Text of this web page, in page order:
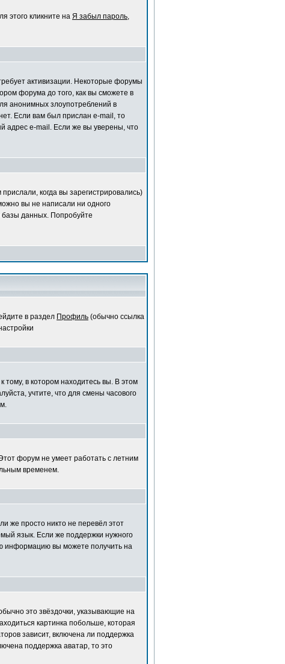
этого кликните на Я забыл пароль,
активизации. Некоторые форумы
форума до того, как вы сможете в
анонимных злоупотреблений в
Если вам был прислан e-mail, то
адрес e-mail. Если же вы уверены, что
когда вы зарегистрировались)
вы не написали ни одного
базы данных. Попробуйте
в раздел Профиль (обычно ссылка
тому, в котором находитесь вы. В этом
учтите, что для смены часового
форум не умеет работать с летним
временем.
же просто никто не перевёл этот
язык. Если же поддержки нужного
информацию вы можете получить на
это звёздочки, указывающие на
картинка побольше, которая
зависит, включена ли поддержка
поддержка аватар, то это